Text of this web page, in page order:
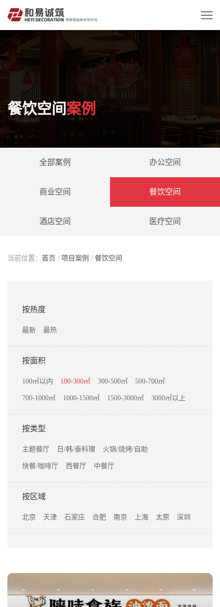
餐饮空间案例
全部案例 办公空间
商业空间 餐饮空间
酒店空间 医疗空间
当前位置： 首页 / 项目案例 / 餐饮空间
按热度
最新 最热
按面积
100㎡以内 100-300㎡ 300-500㎡ 500-700㎡
700-1000㎡ 1000-1500㎡ 1500-3000㎡ 3000㎡以上
按类型
主题餐厅 日/韩/泰料理 火锅/烧烤/自助
快餐/咖啡厅 西餐厅 中餐厅
按区域
北京 天津 石家庄 合肥 南京 上海 太原 深圳